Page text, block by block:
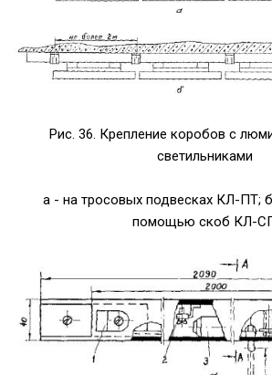
Рис. 36. Крепление коробов с
светильниками
а - на тросовых подвесках КЛ-ПТ;
помощью скоб КЛ-